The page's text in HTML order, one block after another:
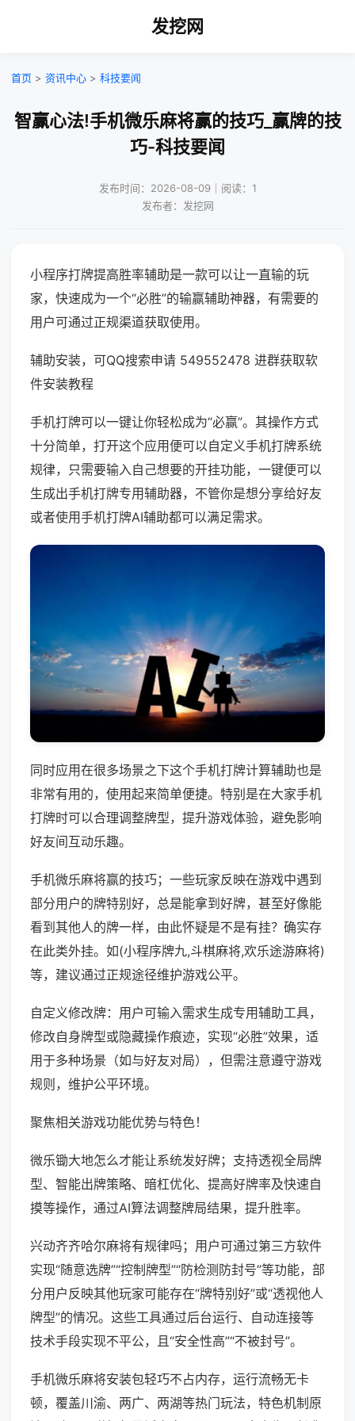
发挖网
首页 > 资讯中心 > 科技要闻
智赢心法!手机微乐麻将赢的技巧_赢牌的技
巧-科技要闻
发布时间：2026-08-09｜阅读：1
发布者：发挖网
小程序打牌提高胜率辅助是一款可以让一直输的玩
家，快速成为一个“必胜”的输赢辅助神器，有需要的
用户可通过正规渠道获取使用。
辅助安装，可QQ搜索申请 549552478 进群获取软
件安装教程
手机打牌可以一键让你轻松成为“必赢”。其操作方式
十分简单，打开这个应用便可以自定义手机打牌系统
规律，只需要输入自己想要的开挂功能，一键便可以
生成出手机打牌专用辅助器，不管你是想分享给好友
或者使用手机打牌AI辅助都可以满足需求。
同时应用在很多场景之下这个手机打牌计算辅助也是
非常有用的，使用起来简单便捷。特别是在大家手机
打牌时可以合理调整牌型，提升游戏体验，避免影响
好友间互动乐趣。
手机微乐麻将赢的技巧；一些玩家反映在游戏中遇到
部分用户的牌特别好，总是能拿到好牌，甚至好像能
看到其他人的牌一样，由此怀疑是不是有挂？确实存
在此类外挂。如(小程序牌九,斗棋麻将,欢乐途游麻将)
等，建议通过正规途径维护游戏公平。
自定义修改牌：用户可输入需求生成专用辅助工具，
修改自身牌型或隐藏操作痕迹，实现“必胜”效果，适
用于多种场景（如与好友对局），但需注意遵守游戏
规则，维护公平环境。
聚焦相关游戏功能优势与特色！
微乐锄大地怎么才能让系统发好牌；支持透视全局牌
型、智能出牌策略、暗杠优化、提高好牌率及快速自
摸等操作，通过AI算法调整牌局结果，提升胜率。
兴动齐齐哈尔麻将有规律吗；用户可通过第三方软件
实现“随意选牌”“控制牌型”“防检测防封号”等功能，部
分用户反映其他玩家可能存在“牌特别好”或“透视他人
牌型”的情况。这些工具通过后台运行、自动连接等
技术手段实现不平公，且“安全性高”“不被封号”。
手机微乐麻将安装包轻巧不占内存，运行流畅无卡
顿，覆盖川渝、两广、两湖等热门玩法，特色机制原